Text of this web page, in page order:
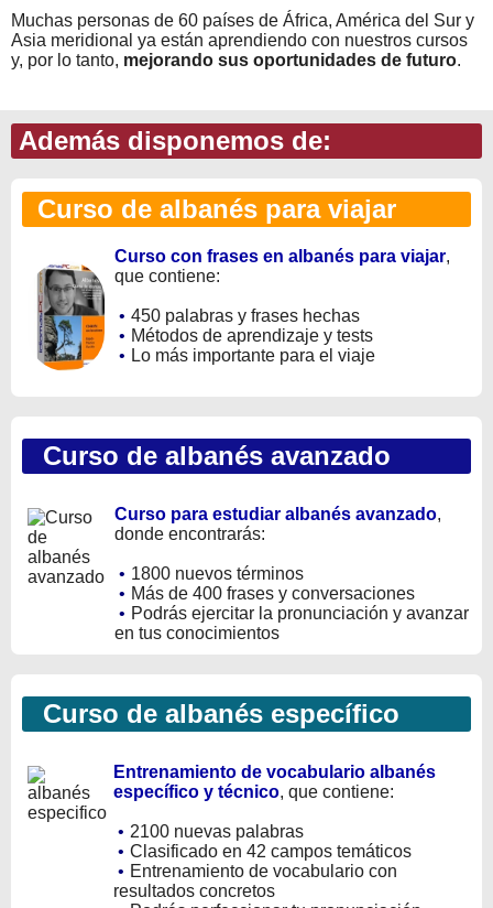
Muchas personas de 60 países de África, América del Sur y
Asia meridional ya están aprendiendo con nuestros cursos
y, por lo tanto, mejorando sus oportunidades de futuro.
Además disponemos de:
Curso de albanés para viajar
Curso con frases en albanés para viajar,
que contiene:
• 450 palabras y frases hechas
• Métodos de aprendizaje y tests
• Lo más importante para el viaje
Curso de albanés avanzado
Curso para estudiar albanés avanzado,
donde encontrarás:
• 1800 nuevos términos
• Más de 400 frases y conversaciones
• Podrás ejercitar la pronunciación y avanzar
en tus conocimientos
Curso de albanés específico
Entrenamiento de vocabulario albanés
específico y técnico, que contiene:
• 2100 nuevas palabras
• Clasificado en 42 campos temáticos
• Entrenamiento de vocabulario con
resultados concretos